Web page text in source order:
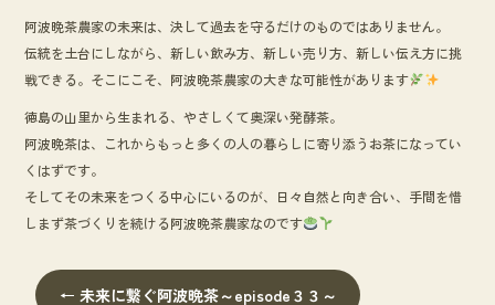
阿波晩茶農家の未来は、決して過去を守るだけのものではありません。
伝統を土台にしながら、新しい飲み方、新しい売り方、新しい伝え方に挑
戦できる。そこにこそ、阿波晩茶農家の大きな可能性があります
徳島の山里から生まれる、やさしくて奥深い発酵茶。
阿波晩茶は、これからもっと多くの人の暮らしに寄り添うお茶になってい
くはずです。
そしてその未来をつくる中心にいるのが、日々自然と向き合い、手間を惜
しまず茶づくりを続ける阿波晩茶農家なのです
← 未来に繋ぐ阿波晩茶～episode３３～